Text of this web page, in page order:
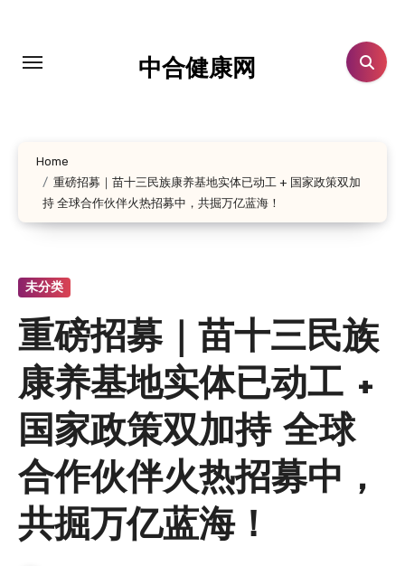
中合健康网
Home
重磅招募｜苗十三民族康养基地实体已动工 + 国家政策双加
持 全球合作伙伴火热招募中，共掘万亿蓝海！
未分类
重磅招募｜苗十三民族
康养基地实体已动工 +
国家政策双加持 全球
合作伙伴火热招募中，
共掘万亿蓝海！